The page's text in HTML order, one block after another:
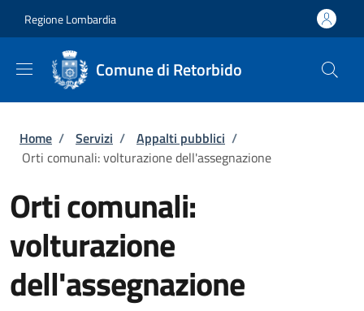
Regione Lombardia
Comune di Retorbido
Briciole di pane
Home / Servizi / Appalti pubblici /
Orti comunali: volturazione dell'assegnazione
Orti comunali:
volturazione
dell'assegnazione